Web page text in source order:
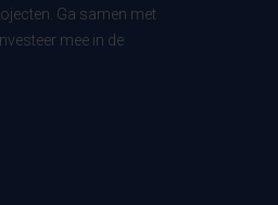
Ga samen met
mee in de